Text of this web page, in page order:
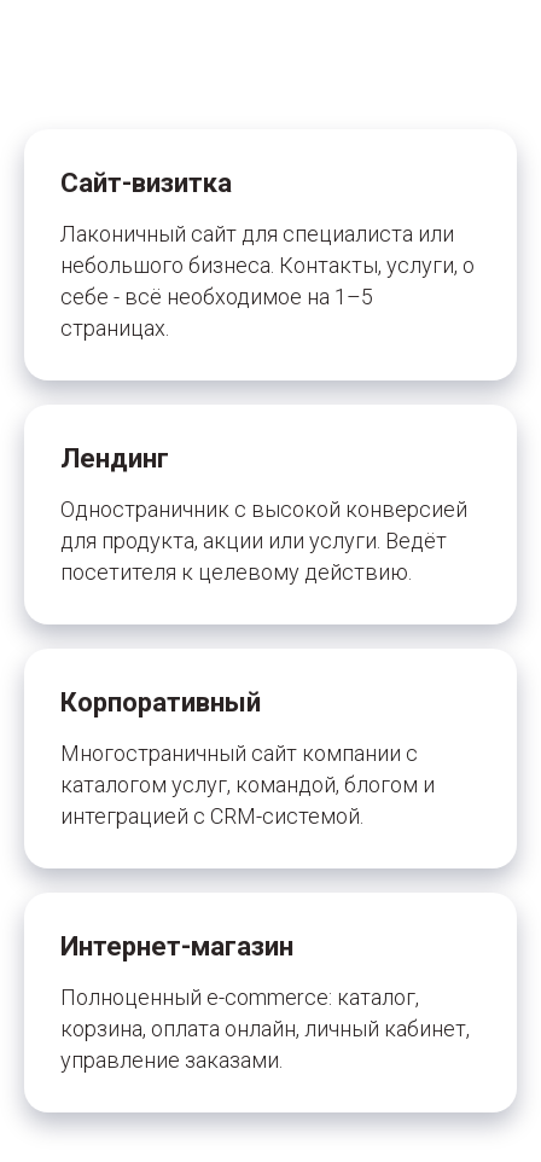
Сайт-визитка
Лаконичный сайт для специалиста или
небольшого бизнеса. Контакты, услуги, о
себе - всё необходимое на 1–5
страницах.
Лендинг
Одностраничник с высокой конверсией
для продукта, акции или услуги. Ведёт
посетителя к целевому действию.
Корпоративный
Многостраничный сайт компании с
каталогом услуг, командой, блогом и
интеграцией с CRM-системой.
Интернет-магазин
Полноценный e-commerce: каталог,
корзина, оплата онлайн, личный кабинет,
управление заказами.